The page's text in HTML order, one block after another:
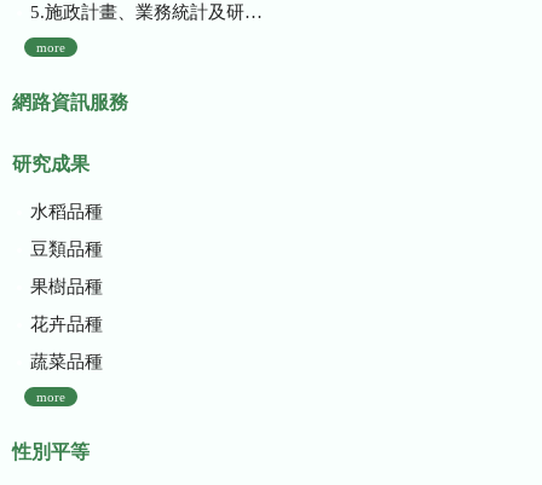
5.施政計畫、業務統計及研究報告
more
網路資訊服務
研究成果
水稻品種
豆類品種
果樹品種
花卉品種
蔬菜品種
more
性別平等